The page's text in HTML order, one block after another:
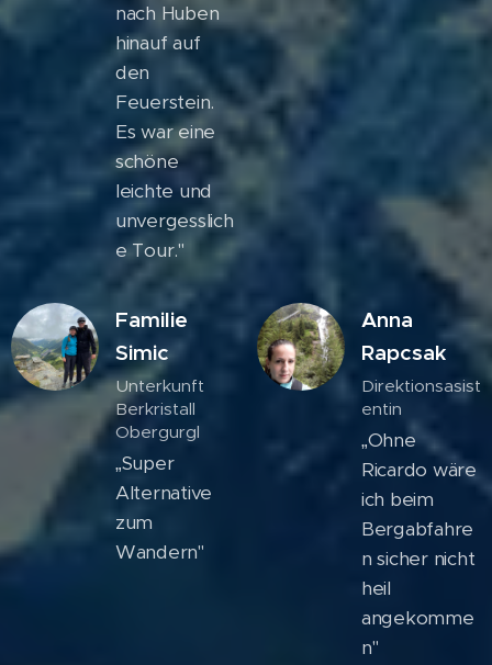
nach Huben
hinauf auf
den
Feuerstein.
Es war eine
schöne
leichte und
unvergesslich
e Tour."
Familie
Simic
Unterkunft
Berkristall
Obergurgl
„Super
Alternative
zum
Wandern"
Anna
Rapcsak
Direktionsasist
entin
„Ohne
Ricardo wäre
ich beim
Bergabfahre
n sicher nicht
heil
angekomme
n"